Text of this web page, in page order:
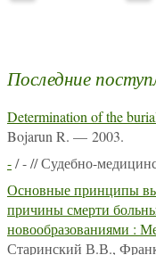
Последние
Determination of the
Bojarun R. — 2003.
-/ - // Судебно-
Основные принципы
причины смерти
новообразованиями :
Старинский В.В.,